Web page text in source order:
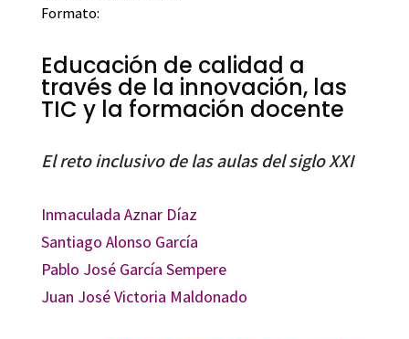
Formato:
Educación de calidad a
través de la innovación, las
TIC y la formación docente
El reto inclusivo de las aulas del siglo XXI
Inmaculada Aznar Díaz
Santiago Alonso García
Pablo José García Sempere
Juan José Victoria Maldonado